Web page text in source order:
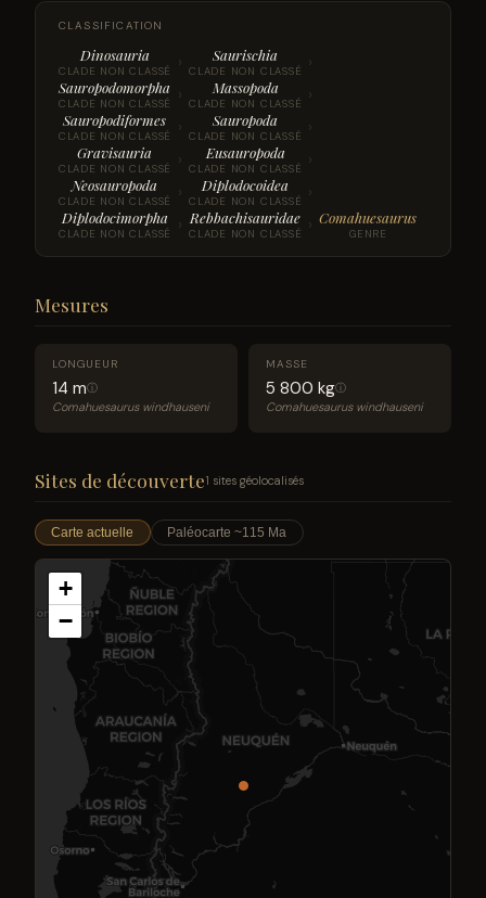
CLASSIFICATION
Dinosauria
CLADE NON CLASSÉ › Saurischia
CLADE NON CLASSÉ ›
Sauropodomorpha
CLADE NON CLASSÉ › Massopoda
CLADE NON CLASSÉ ›
Sauropodiformes
CLADE NON CLASSÉ › Sauropoda
CLADE NON CLASSÉ ›
Gravisauria
CLADE NON CLASSÉ › Eusauropoda
CLADE NON CLASSÉ ›
Neosauropoda
CLADE NON CLASSÉ › Diplodocoidea
CLADE NON CLASSÉ ›
Diplodocimorpha
CLADE NON CLASSÉ › Rebbachisauridae
CLADE NON CLASSÉ › Comahuesaurus
GENRE
Mesures
LONGUEUR
14 mⓘ
Comahuesaurus windhauseni
MASSE
5 800 kgⓘ
Comahuesaurus windhauseni
Sites de découverte1 sites géolocalisés
Carte actuelle Paléocarte ~115 Ma
+
−